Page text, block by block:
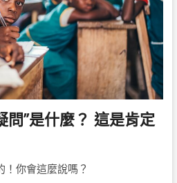
問”是什麼？ 這是肯定
！你會這麼說嗎？